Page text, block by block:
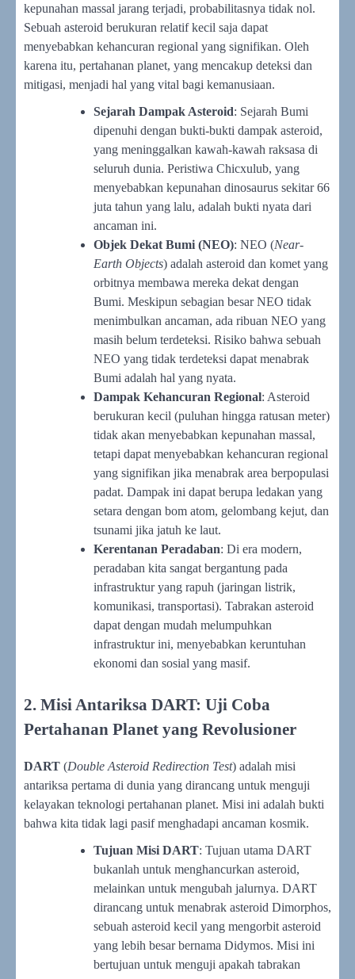
kepunahan massal jarang terjadi, probabilitasnya tidak nol.
Sebuah asteroid berukuran relatif kecil saja dapat
menyebabkan kehancuran regional yang signifikan. Oleh
karena itu, pertahanan planet, yang mencakup deteksi dan
mitigasi, menjadi hal yang vital bagi kemanusiaan.
Sejarah Dampak Asteroid: Sejarah Bumi
dipenuhi dengan bukti-bukti dampak asteroid,
yang meninggalkan kawah-kawah raksasa di
seluruh dunia. Peristiwa Chicxulub, yang
menyebabkan kepunahan dinosaurus sekitar 66
juta tahun yang lalu, adalah bukti nyata dari
ancaman ini.
Objek Dekat Bumi (NEO): NEO (Near-
Earth Objects) adalah asteroid dan komet yang
orbitnya membawa mereka dekat dengan
Bumi. Meskipun sebagian besar NEO tidak
menimbulkan ancaman, ada ribuan NEO yang
masih belum terdeteksi. Risiko bahwa sebuah
NEO yang tidak terdeteksi dapat menabrak
Bumi adalah hal yang nyata.
Dampak Kehancuran Regional: Asteroid
berukuran kecil (puluhan hingga ratusan meter)
tidak akan menyebabkan kepunahan massal,
tetapi dapat menyebabkan kehancuran regional
yang signifikan jika menabrak area berpopulasi
padat. Dampak ini dapat berupa ledakan yang
setara dengan bom atom, gelombang kejut, dan
tsunami jika jatuh ke laut.
Kerentanan Peradaban: Di era modern,
peradaban kita sangat bergantung pada
infrastruktur yang rapuh (jaringan listrik,
komunikasi, transportasi). Tabrakan asteroid
dapat dengan mudah melumpuhkan
infrastruktur ini, menyebabkan keruntuhan
ekonomi dan sosial yang masif.
2. Misi Antariksa DART: Uji Coba
Pertahanan Planet yang Revolusioner
DART (Double Asteroid Redirection Test) adalah misi
antariksa pertama di dunia yang dirancang untuk menguji
kelayakan teknologi pertahanan planet. Misi ini adalah bukti
bahwa kita tidak lagi pasif menghadapi ancaman kosmik.
Tujuan Misi DART: Tujuan utama DART
bukanlah untuk menghancurkan asteroid,
melainkan untuk mengubah jalurnya. DART
dirancang untuk menabrak asteroid Dimorphos,
sebuah asteroid kecil yang mengorbit asteroid
yang lebih besar bernama Didymos. Misi ini
bertujuan untuk menguji apakah tabrakan